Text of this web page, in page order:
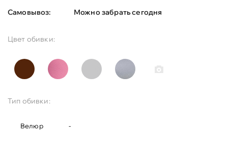
Самовывоз:
Можно забрать сегодня
Цвет обивки:
Тип обивки:
Велюр -